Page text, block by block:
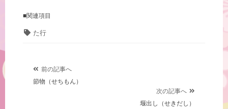
■関連項目
タ た行
前の記事へ
節物（せちもん）
次の記事へ
堰出し（せきだし）